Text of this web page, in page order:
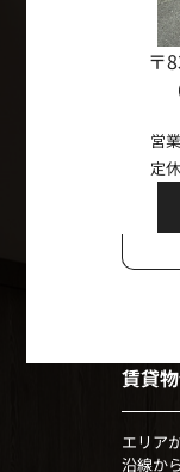
〒
営
定
賃貸
エリア
沿線か